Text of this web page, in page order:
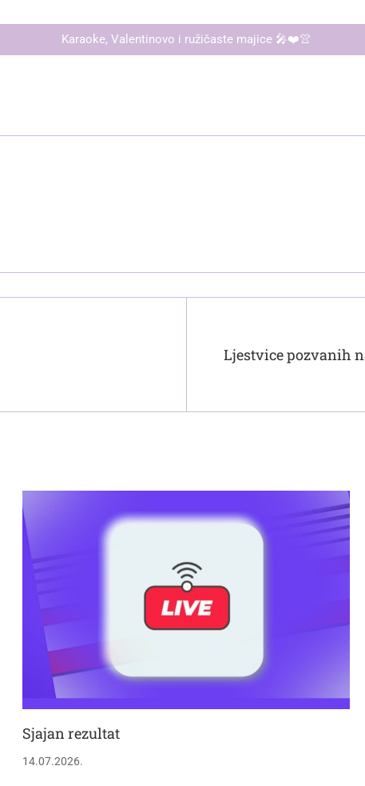
Karaoke, Valentinovo i ružičaste majice 🎤❤️👚
Ljestvice pozvanih
Sjajan rezultat
14.07.2026.